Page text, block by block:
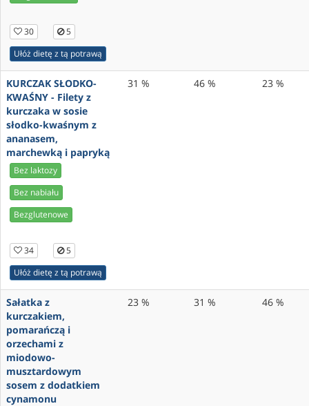
30
5
Ułóż dietę z tą potrawą
KURCZAK SŁODKO-
KWAŚNY - Filety z
kurczaka w sosie
słodko-kwaśnym z
ananasem,
marchewką i papryką
Bez laktozy
Bez nabiału
Bezglutenowe
34
5
Ułóż dietę z tą potrawą
31 % 46 % 23 %
Sałatka z
kurczakiem,
pomarańczą i
orzechami z
miodowo-
musztardowym
sosem z dodatkiem
cynamonu
23 % 31 % 46 %